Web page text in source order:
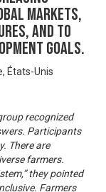
markets,
and to
goals.
États-Unis
recognized
Participants
There are
farmers.
they pointed
Farmers